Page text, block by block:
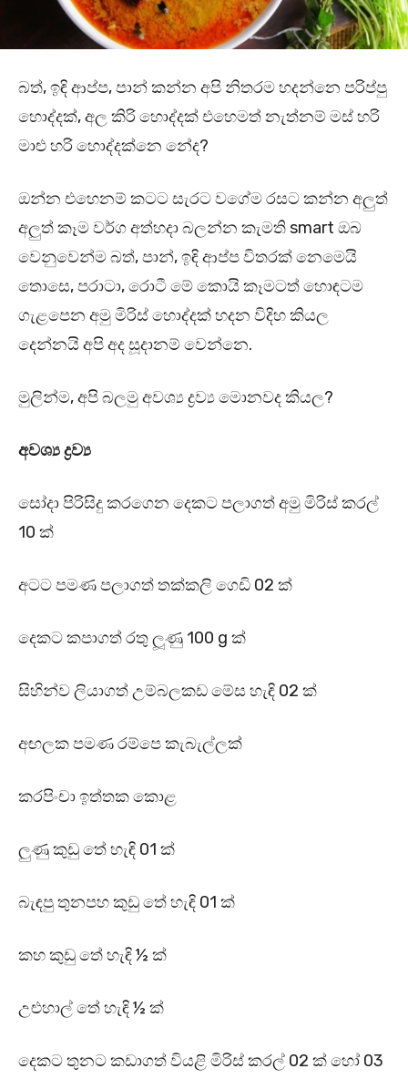
බත්, ඉඳි ආප්ප, පාන් කන්න අපි නිතරම හදන්නෙ පරිප්පු
හොද්දක්, අල කිරි හොද්දක් එහෙමත් නැත්නම් මස් හරි
මාළු හරි හොද්දක්නෙ නේද?
ඔන්න එහෙනම් කටට සැරට වගේම රසට කන්න අලුත්
අලුත් කෑම වර්ග අත්හදා බලන්න කැමති smart ඔබ
වෙනුවෙන්ම බත්, පාන්, ඉඳි ආප්ප විතරක් නෙමෙයි
තොසෙ, පරාටා, රොටී මේ කොයි කෑමටත් හොඳටම
ගැළපෙන අමු මිරිස් හොද්දක් හදන විදිහ කියල
දෙන්නයි අපි අද සූදානම් වෙන්නෙ.
මුලින්ම, අපි බලමු අවශ්‍ය ද්‍රව්‍ය මොනවද කියල?
අවශ්‍ය ද්‍රව්‍ය
සෝදා පිරිසිදු කරගෙන දෙකට පලාගත් අමු මිරිස් කරල්
10 ක්
අටට පමණ පලාගත් තක්කලි ගෙඩි 02 ක්
දෙකට කපාගත් රතු ලූණු 100 g ක්
සිහින්ව ලියාගත් උම්බලකඩ මේස හැඳි 02 ක්
අඟලක පමණ රම්පෙ කැබැල්ලක්
කරපිංචා ඉත්තක කොළ
ලුණු කුඩු තේ හැඳි 01 ක්
බැඳපු තුනපහ කුඩු තේ හැඳි 01 ක්
කහ කුඩු තේ හැඳි ½ ක්
උළුහාල් තේ හැඳි ½ ක්
දෙකට තුනට කඩාගත් වියළි මිරිස් කරල් 02 ක් හෝ 03